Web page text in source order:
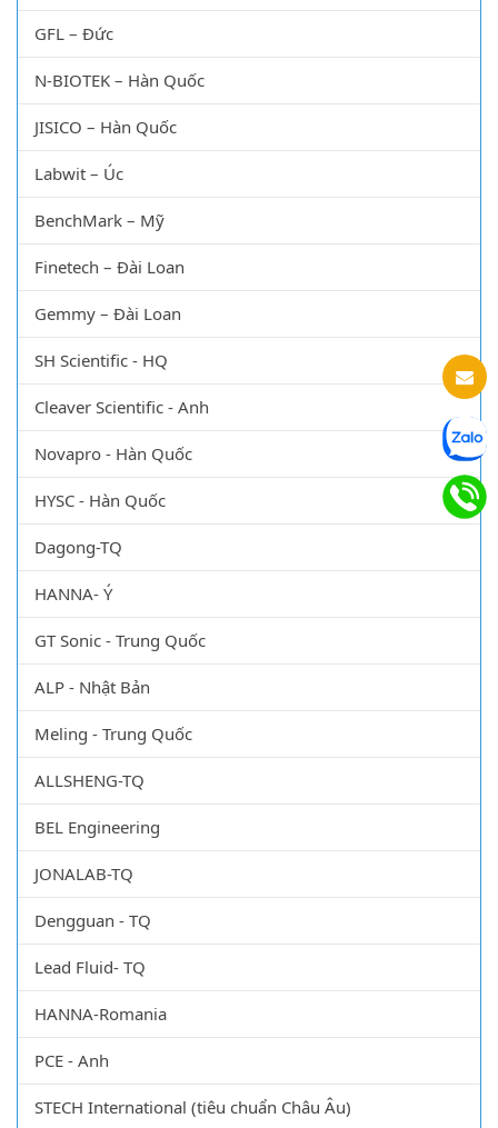
GFL – Đức
N-BIOTEK – Hàn Quốc
JISICO – Hàn Quốc
Labwit – Úc
BenchMark – Mỹ
Finetech – Đài Loan
Gemmy – Đài Loan
SH Scientific - HQ
Cleaver Scientific - Anh
Novapro - Hàn Quốc
HYSC - Hàn Quốc
Dagong-TQ
HANNA- Ý
GT Sonic - Trung Quốc
ALP - Nhật Bản
Meling - Trung Quốc
ALLSHENG-TQ
BEL Engineering
JONALAB-TQ
Dengguan - TQ
Lead Fluid- TQ
HANNA-Romania
PCE - Anh
STECH International (tiêu chuẩn Châu Âu)